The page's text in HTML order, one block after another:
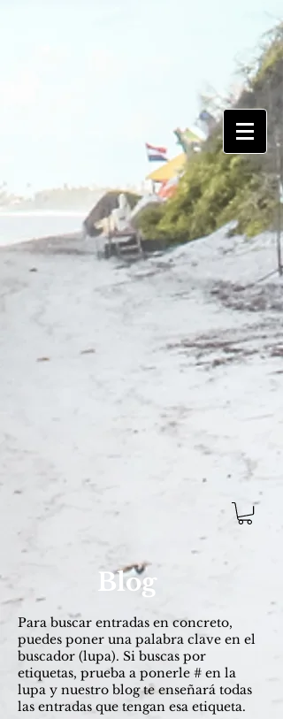
Blog
Para buscar entradas ​en concreto,
puedes poner una palabra clave en el
buscador (lupa). Si buscas por
etiquetas, prueba a ponerle # en la
lupa y nuestro blog te enseñará todas
las entradas que tengan esa etiqueta.